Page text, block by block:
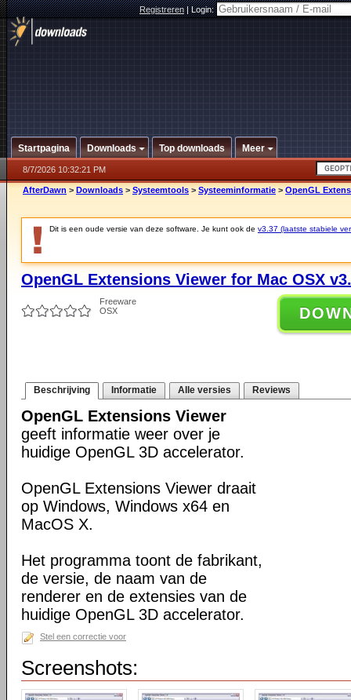
Registreren|Login:
Startpagina Downloads Top downloads Meer
8/7/2026 10:32:21 PM
AfterDawn > Downloads > Systeemtools > Systeeminformatie > OpenGL
Dit is een oude versie van deze software. Je kunt ook de v3.37 (laatste stabiele
OpenGL Extensions Viewer for Mac OSX
Freeware
OSX
Beschrijving Informatie Alle versies Reviews
OpenGL Extensions Viewer
geeft informatie weer over je
huidige OpenGL 3D accelerator.
OpenGL Extensions Viewer draait
op Windows, Windows x64 en
MacOS X.
Het programma toont de fabrikant,
de versie, de naam van de
renderer en de extensies van de
huidige OpenGL 3D accelerator.
Stel een correctie voor
Screenshots: